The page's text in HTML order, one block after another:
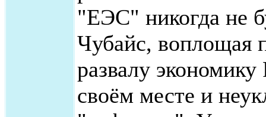
"ЕЭС" никогда не
Чубайс, воплощая
развалу
своём месте и